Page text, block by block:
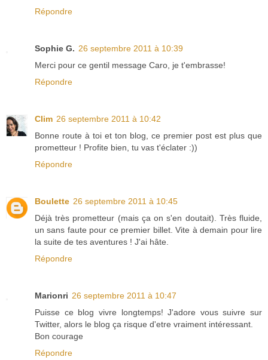
Répondre
Sophie G. 26 septembre 2011 à 10:39
Merci pour ce gentil message Caro, je t'embrasse!
Répondre
Clim 26 septembre 2011 à 10:42
Bonne route à toi et ton blog, ce premier post est plus que
prometteur ! Profite bien, tu vas t'éclater :))
Répondre
Boulette 26 septembre 2011 à 10:45
Déjà très prometteur (mais ça on s'en doutait). Très fluide,
un sans faute pour ce premier billet. Vite à demain pour lire
la suite de tes aventures ! J'ai hâte.
Répondre
Marionri 26 septembre 2011 à 10:47
Puisse ce blog vivre longtemps! J'adore vous suivre sur
Twitter, alors le blog ça risque d'etre vraiment intéressant.
Bon courage
Répondre